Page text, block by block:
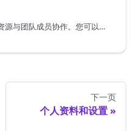
此功能允许您通过共享计划和资源与团队成员协作。您可以创建团队、邀请成员并管理成员权限。
下一页
个人资料和设置